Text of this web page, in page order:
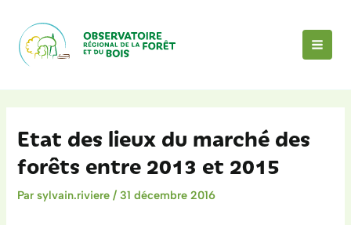
contenu
Etat des lieux du marché des
forêts entre 2013 et 2015
Parsylvain.riviere/31 décembre 2016